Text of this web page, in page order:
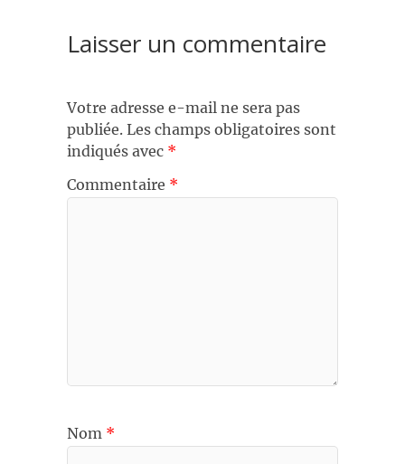
Laisser un commentaire
Votre adresse e-mail ne sera pas
publiée. Les champs obligatoires sont
indiqués avec *
Commentaire *
Nom *